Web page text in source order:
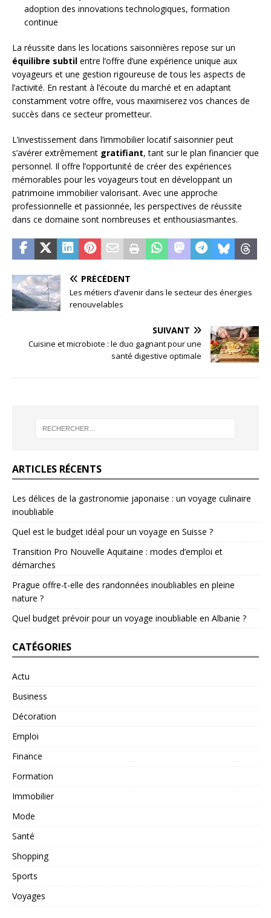
adoption des innovations technologiques, formation
continue
La réussite dans les locations saisonnières repose sur un
équilibre subtil entre l’offre d’une expérience unique aux
voyageurs et une gestion rigoureuse de tous les aspects de
l’activité. En restant à l’écoute du marché et en adaptant
constamment votre offre, vous maximiserez vos chances de
succès dans ce secteur prometteur.
L’investissement dans l’immobilier locatif saisonnier peut
s’avérer extrêmement gratifiant, tant sur le plan financier que
personnel. Il offre l’opportunité de créer des expériences
mémorables pour les voyageurs tout en développant un
patrimoine immobilier valorisant. Avec une approche
professionnelle et passionnée, les perspectives de réussite
dans ce domaine sont nombreuses et enthousiasmantes.
PRÉCÉDENT
Les métiers d’avenir dans le secteur des énergies
renouvelables
SUIVANT
Cuisine et microbiote : le duo gagnant pour une
santé digestive optimale
ARTICLES RÉCENTS
Les délices de la gastronomie japonaise : un voyage culinaire
inoubliable
Quel est le budget idéal pour un voyage en Suisse ?
Transition Pro Nouvelle Aquitaine : modes d’emploi et
démarches
Prague offre-t-elle des randonnées inoubliables en pleine
nature ?
Quel budget prévoir pour un voyage inoubliable en Albanie ?
CATÉGORIES
Actu
Business
Décoration
Emploi
Finance
Formation
Immobilier
Mode
Santé
Shopping
Sports
Voyages